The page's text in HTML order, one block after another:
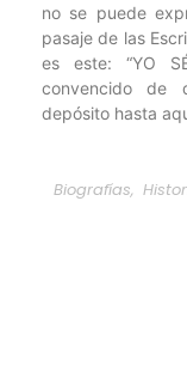
no se puede
pasaje de las
es este: “YO
convencido de
depósito hasta
Biografías,